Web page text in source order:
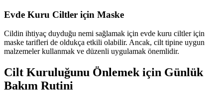
Evde Kuru Ciltler için Maske
Cildin ihtiyaç duyduğu nemi sağlamak için evde kuru ciltler için
maske tarifleri de oldukça etkili olabilir. Ancak, cilt tipine uygun
malzemeler kullanmak ve düzenli uygulamak önemlidir.
Cilt Kuruluğunu Önlemek için Günlük
Bakım Rutini